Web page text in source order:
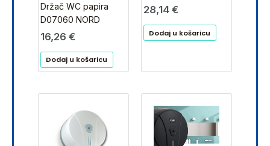
Držač WC papira
D07060 NORD
16,26 €
Dodaj u košaricu
28,14 €
Dodaj u košaricu